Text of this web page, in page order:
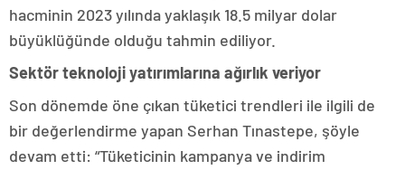
hacminin 2023 yılında yaklaşık 18.5 milyar dolar
büyüklüğünde olduğu tahmin ediliyor.
Sektör teknoloji yatırımlarına ağırlık veriyor
Son dönemde öne çıkan tüketici trendleri ile ilgili de
bir değerlendirme yapan Serhan Tınastepe, şöyle
devam etti: “Tüketicinin kampanya ve indirim